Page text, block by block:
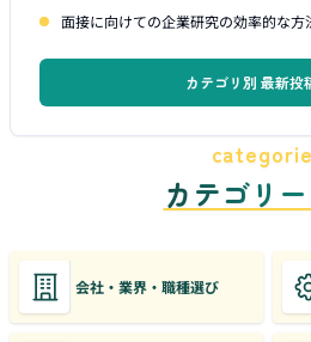
面接に向けての企業研究の効率的な方
カテゴリ別 最新投
カテゴリ
会社・業界・職種選び